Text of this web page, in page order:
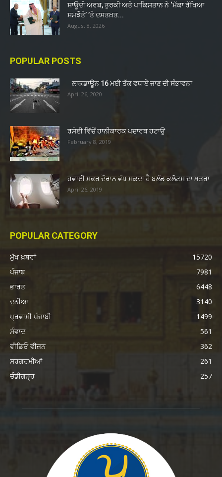
ਸਾਊਦੀ ਅਰਬ, ਤੁਰਕੀ ਅਤੇ ਪਾਕਿਸਤਾਨ ਨੇ ‘ਮੱਕਾ ਰੱਖਿਆ
ਸਮਝੌਤੇ’ ’ਤੇ ਦਸਤਖ਼ਤ...
August 8, 2026
POPULAR POSTS
ਲਾਕਡਾਊਨ 16 ਮਈ ਤੱਕ ਵਧਾਏ ਜਾਣ ਦੀ ਸੰਭਾਵਨਾ
April 26, 2020
ਰਸੋਈ ਵਿੱਚੋਂ ਹਾਨੀਕਾਰਕ ਪਦਾਰਥ ਹਟਾਉ
February 8, 2019
ਹਵਾਈ ਸਫਰ ਦੌਰਾਨ ਵੱਧ ਸਕਦਾ ਹੈ ਬਲੱਡ ਕਲੋਟਸ ਦਾ ਖ਼ਤਰਾ
April 26, 2019
POPULAR CATEGORY
ਮੁੱਖ ਖ਼ਬਰਾਂ
15720
ਪੰਜਾਬ
7981
ਭਾਰਤ
6448
ਦੁਨੀਆ
3140
ਪ੍ਰਵਾਸੀ ਪੰਜਾਬੀ
1499
ਸੰਵਾਦ
561
ਵੀਡਿਓ ਵੀਜ਼ਨ
362
ਸਰਗਰਮੀਆਂ
261
ਚੰਡੀਗੜ੍ਹ
257